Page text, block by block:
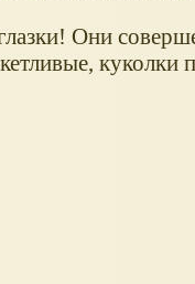
Они
куколки